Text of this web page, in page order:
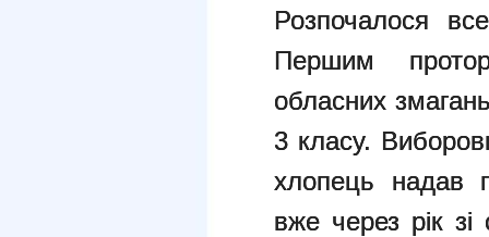
Розпочалося
Першим
обласних
3 класу.
хлопець надав
вже через рік зі